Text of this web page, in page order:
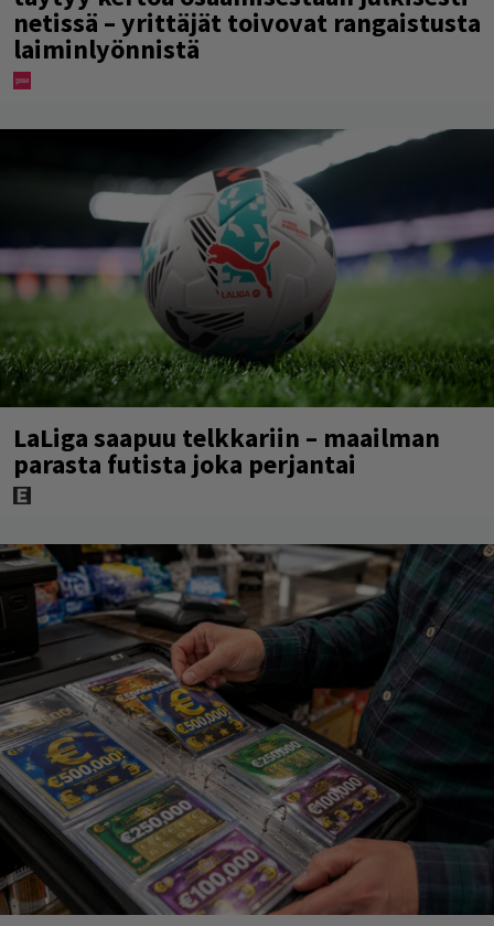
netissä – yrittäjät toivovat rangaistusta
laiminlyönnistä
LaLiga saapuu telkkariin – maailman
parasta futista joka perjantai